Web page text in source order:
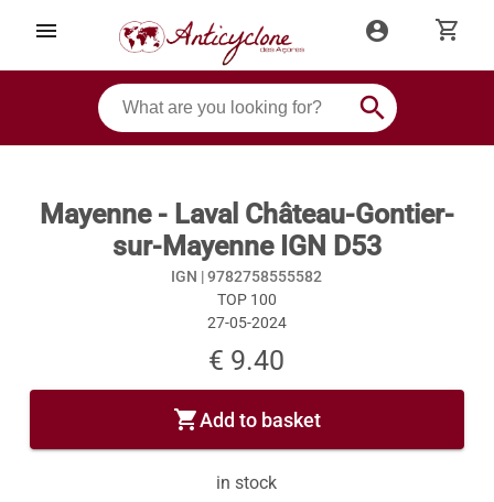
menu account_circle shopping_cart
search
Mayenne - Laval Château-Gontier-
sur-Mayenne IGN D53
IGN |9782758555582
TOP 100
27-05-2024
€ 9.40
shopping_cartAdd to basket
in stock